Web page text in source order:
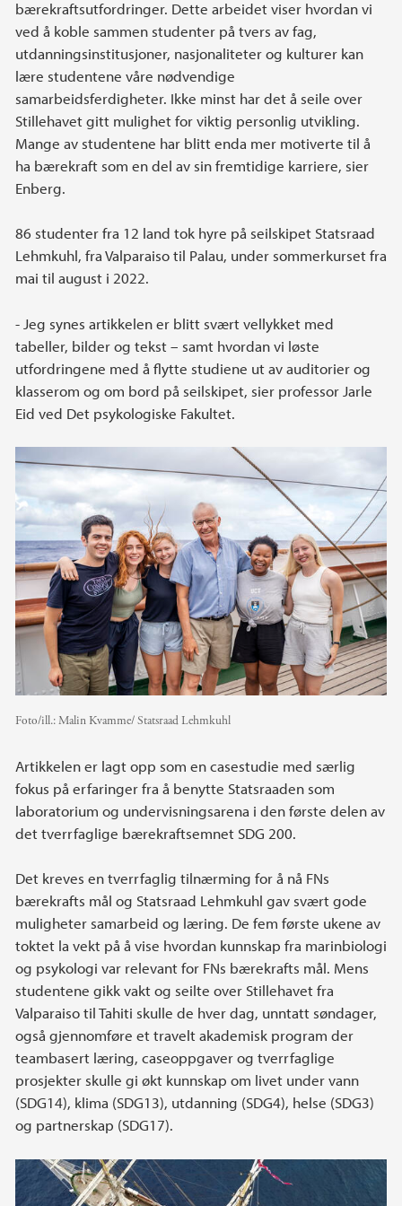
bærekraftsutfordringer. Dette arbeidet viser hvordan vi
ved å koble sammen studenter på tvers av fag,
utdanningsinstitusjoner, nasjonaliteter og kulturer kan
lære studentene våre nødvendige
samarbeidsferdigheter. Ikke minst har det å seile over
Stillehavet gitt mulighet for viktig personlig utvikling.
Mange av studentene har blitt enda mer motiverte til å
ha bærekraft som en del av sin fremtidige karriere, sier
Enberg.
86 studenter fra 12 land tok hyre på seilskipet Statsraad
Lehmkuhl, fra Valparaiso til Palau, under sommerkurset fra
mai til august i 2022.
- Jeg synes artikkelen er blitt svært vellykket med
tabeller, bilder og tekst – samt hvordan vi løste
utfordringene med å flytte studiene ut av auditorier og
klasserom og om bord på seilskipet, sier professor Jarle
Eid ved Det psykologiske Fakultet.
Foto/ill.:Malin Kvamme/ Statsraad Lehmkuhl
Artikkelen er lagt opp som en casestudie med særlig
fokus på erfaringer fra å benytte Statsraaden som
laboratorium og undervisningsarena i den første delen av
det tverrfaglige bærekraftsemnet SDG 200.
Det kreves en tverrfaglig tilnærming for å nå FNs
bærekrafts mål og Statsraad Lehmkuhl gav svært gode
muligheter samarbeid og læring. De fem første ukene av
toktet la vekt på å vise hvordan kunnskap fra marinbiologi
og psykologi var relevant for FNs bærekrafts mål. Mens
studentene gikk vakt og seilte over Stillehavet fra
Valparaiso til Tahiti skulle de hver dag, unntatt søndager,
også gjennomføre et travelt akademisk program der
teambasert læring, caseoppgaver og tverrfaglige
prosjekter skulle gi økt kunnskap om livet under vann
(SDG14), klima (SDG13), utdanning (SDG4), helse (SDG3)
og partnerskap (SDG17).